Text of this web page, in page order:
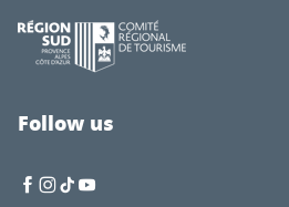
Follow us